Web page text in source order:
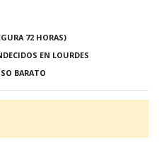
€5.00
72 HORAS)
EN LOURDES
BARATO